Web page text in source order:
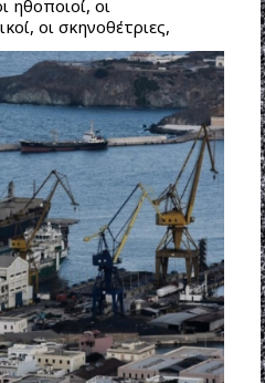
ηθοποιοί, οι
οι σκηνοθέτριες,